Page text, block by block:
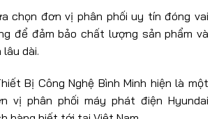
chọn đơn vị phân phối uy tín đóng vai
để đảm bảo chất lượng sản phẩm và
dài.
Bị Công Nghệ Bình Minh hiện là một
vị phân phối máy phát điện Hyundai